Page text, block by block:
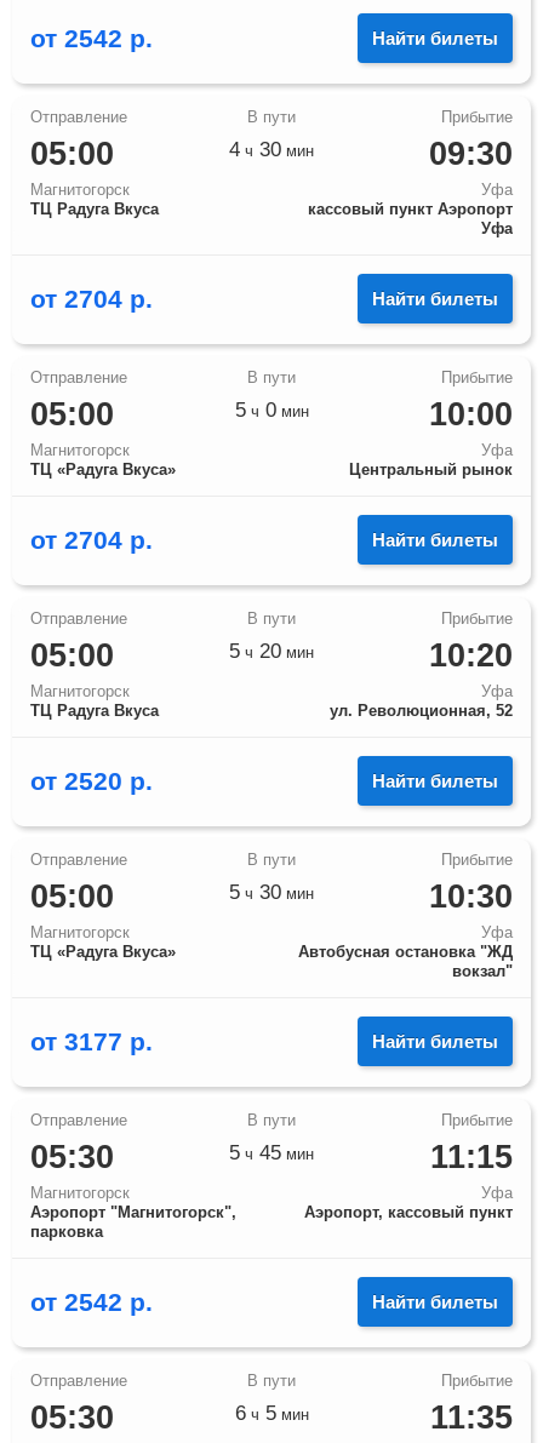
от 2542 р. Найти билеты
05:00
Магнитогорск
ТЦ Радуга Вкуса
09:30
Уфа
кассовый пункт Аэропорт
Уфа
4 ч 30 мин
от 2704 р. Найти билеты
05:00
Магнитогорск
ТЦ «Радуга Вкуса»
10:00
Уфа
Центральный рынок
5ч 0мин
от 2704 р. Найти билеты
05:00
Магнитогорск
ТЦ Радуга Вкуса
10:20
Уфа
ул. Революционная, 52
5 ч 20 мин
от 2520 р. Найти билеты
05:00
Магнитогорск
ТЦ «Радуга Вкуса»
10:30
Уфа
Автобусная остановка "ЖД
вокзал"
5 ч 30 мин
от 3177 р. Найти билеты
05:30
Магнитогорск
Аэропорт "Магнитогорск",
парковка
11:15
Уфа
Аэропорт, кассовый пункт
5 ч 45 мин
от 2542 р. Найти билеты
05:30 11:35
6ч 5мин